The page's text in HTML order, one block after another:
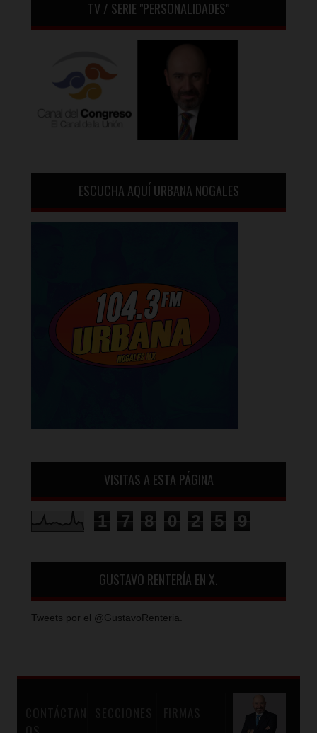
TV / SERIE "PERSONALIDADES"
ESCUCHA AQUÍ URBANA NOGALES
VISITAS A ESTA PÁGINA
1 7 8 0 2 5 9
GUSTAVO RENTERÍA EN X.
Tweets por el @GustavoRenteria.